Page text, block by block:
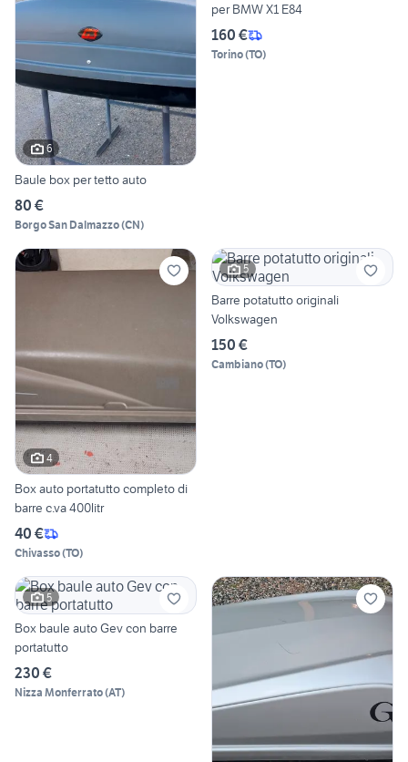
6
Baule box per tetto auto
80 €
Borgo San Dalmazzo(CN)
per BMW X1 E84
160 €
Torino(TO)
4
Box auto portatutto completo di
barre c.va 400litr
40 €
Chivasso(TO)
5
Barre potatutto originali
Volkswagen
150 €
Cambiano(TO)
5
Box baule auto Gev con barre
portatutto
230 €
Nizza Monferrato(AT)